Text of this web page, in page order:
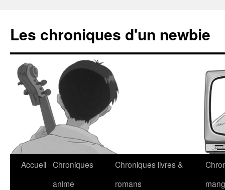
Les chroniques d'un newbie
Accueil Chroniques
anime
Chroniques livres &
romans